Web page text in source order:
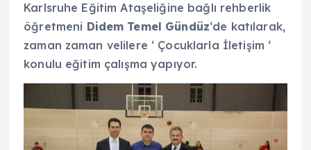
Karlsruhe Eğitim Ataşeliğine bağlı rehberlik
öğretmeni Didem Temel Gündüz‘de katılarak,
zaman zaman velilere ‘ Çocuklarla İletişim ‘
konulu eğitim çalışma yapıyor.